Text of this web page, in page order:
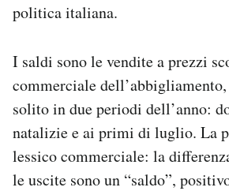
politica italiana.
I saldi sono le vendite a prezzi
commerciale
solito in due periodi dell’anno:
natalizie e ai primi di luglio. La
lessico commerciale: la
le uscite sono un “saldo”,